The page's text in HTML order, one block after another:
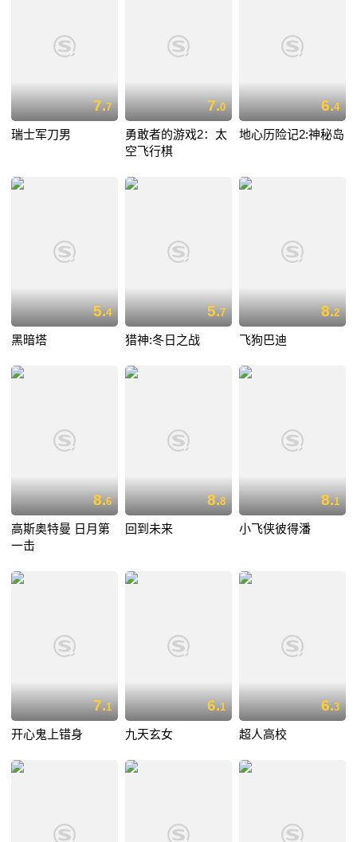
7.7
瑞士军刀男
7.0
勇敢者的游戏2：太
空飞行棋
6.4
地心历险记2:神秘岛
5.4
黑暗塔
5.7
猎神:冬日之战
8.2
飞狗巴迪
8.6
高斯奥特曼 日月第
一击
8.8
回到未来
8.1
小飞侠彼得潘
7.1
开心鬼上错身
6.1
九天玄女
6.3
超人高校